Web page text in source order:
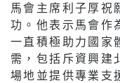
馬會主席利子厚祝
功。他表示馬會作
一直積極助力國家
需，包括斥資興建
場地並提供專業支